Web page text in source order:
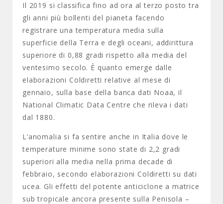
Il 2019 si classifica fino ad ora al terzo posto tra
gli anni più bollenti del pianeta facendo
registrare una temperatura media sulla
superficie della Terra e degli oceani, addirittura
superiore di 0,88 gradi rispetto alla media del
ventesimo secolo. È quanto emerge dalle
elaborazioni Coldiretti relative al mese di
gennaio, sulla base della banca dati Noaa, il
National Climatic Data Centre che rileva i dati
dal 1880.
L’anomalia si fa sentire anche in Italia dove le
temperature minime sono state di 2,2 gradi
superiori alla media nella prima decade di
febbraio, secondo elaborazioni Coldiretti su dati
ucea. Gli effetti del potente anticiclone a matrice
sub tropicale ancora presente sulla Penisola –